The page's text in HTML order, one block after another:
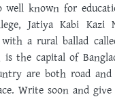
well known for
Jatiya Kabi
a rural ballad
the capital of
are both road
Write soon and